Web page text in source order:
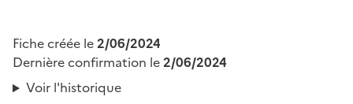
Fiche créée le2/06/2024
Dernière confirmation le2/06/2024
Voir l'historique